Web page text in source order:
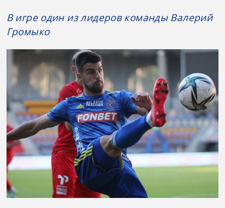
В игре один из лидеров команды Валерий
Громыко